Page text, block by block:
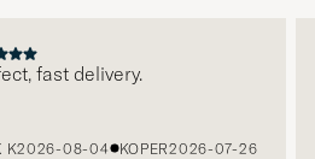
fast delivery.
2026-08-04 KOPER2026-07-26